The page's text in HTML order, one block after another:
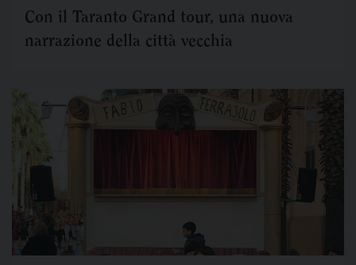
Con il Taranto Grand tour, una nuova
narrazione della città vecchia